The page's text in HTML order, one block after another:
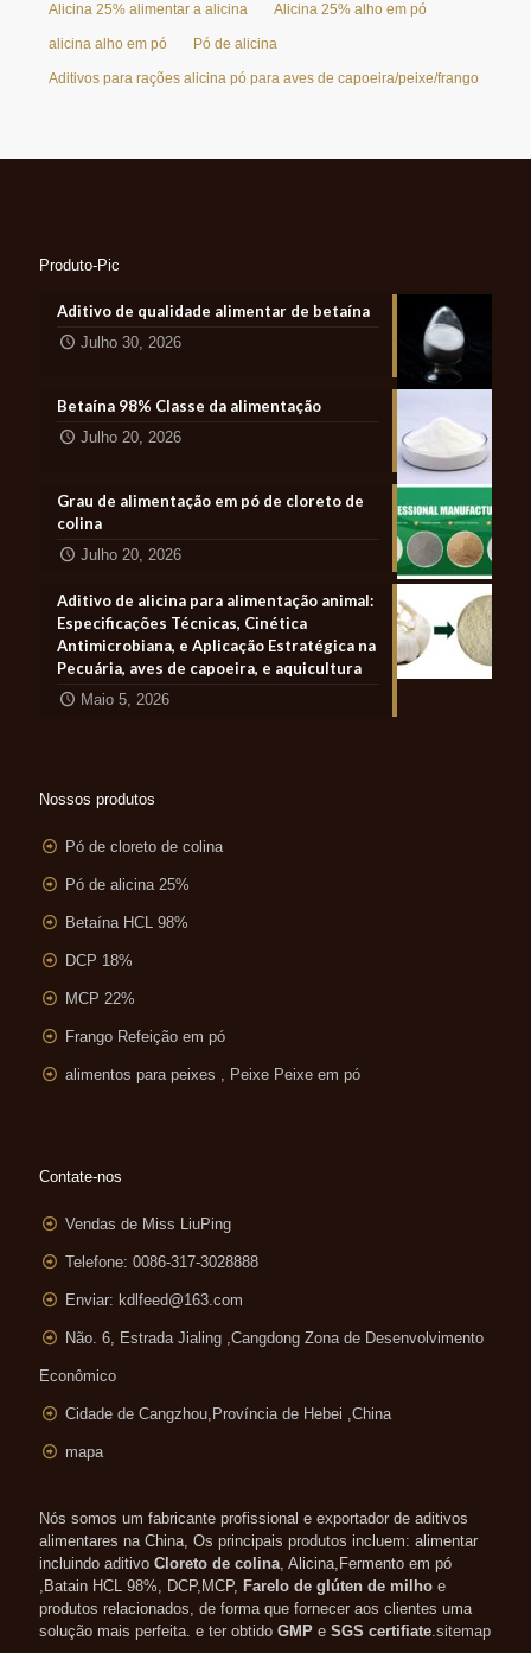
Alicina 25% alimentar a alicina Alicina 25% alho em pó
alicina alho em pó Pó de alicina
Aditivos para rações alicina pó para aves de capoeira/peixe/frango
Produto-Pic
Aditivo de qualidade alimentar de betaína
Julho 30, 2026
Betaína 98% Classe da alimentação
Julho 20, 2026
Grau de alimentação em pó de cloreto de
colina
Julho 20, 2026
Aditivo de alicina para alimentação animal:
Especificações Técnicas, Cinética
Antimicrobiana, e Aplicação Estratégica na
Pecuária, aves de capoeira, e aquicultura
Maio 5, 2026
Nossos produtos
Pó de cloreto de colina
Pó de alicina 25%
Betaína HCL 98%
DCP 18%
MCP 22%
Frango Refeição em pó
alimentos para peixes , Peixe Peixe em pó
Contate-nos
Vendas de Miss LiuPing
Telefone: 0086-317-3028888
Enviar: kdlfeed@163.com
Não. 6, Estrada Jialing ,Cangdong Zona de Desenvolvimento
Econômico
Cidade de Cangzhou,Província de Hebei ,China
mapa
Nós somos um fabricante profissional e exportador de aditivos
alimentares na China, Os principais produtos incluem: alimentar
incluindo aditivo Cloreto de colina , Alicina,Fermento em pó
,Batain HCL 98%, DCP,MCP, Farelo de glúten de milho e
produtos relacionados, de forma que fornecer aos clientes uma
solução mais perfeita. e ter obtido GMP e SGS certifiate sitemap